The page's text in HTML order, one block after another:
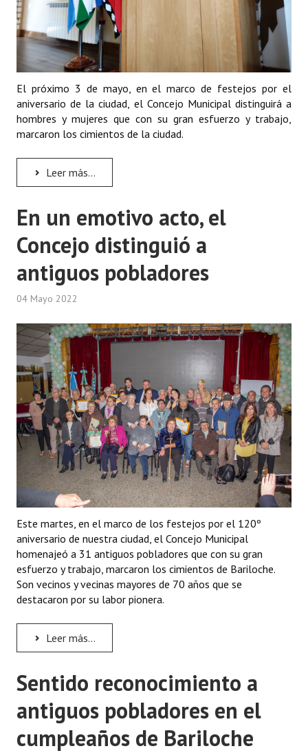
Huéspedes de Honor - Registro
Antiguos Pobladores - Registro
Reconocimientos - Registro
Bariloche, Municipio intercultural
Entrega de distinciones
REFORMA DE LA CARTA ORGÁNICA
El próximo 3 de mayo, en el marco de festejos por el
aniversario de la ciudad, el Concejo Municipal distinguirá a
hombres y mujeres que con su gran esfuerzo y trabajo,
marcaron los cimientos de la ciudad.
Leer más...
En un emotivo acto, el
Concejo distinguió a
antiguos pobladores
04 Mayo 2022
Este martes, en el marco de los festejos por el 120º
aniversario de nuestra ciudad, el Concejo Municipal
homenajeó a 31 antiguos pobladores que con su gran
esfuerzo y trabajo, marcaron los cimientos de Bariloche.
Son vecinos y vecinas mayores de 70 años que se
destacaron por su labor pionera.
Leer más...
Sentido reconocimiento a
antiguos pobladores en el
cumpleaños de Bariloche